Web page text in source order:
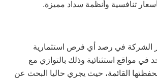
تنافسية وأنظمة سداد مميزة.
في رصد أي فرص استثمارية
في مواقع استثنائية وذلك بالتوازي مع
القائمة، حيث يجري حاليا البحث عن